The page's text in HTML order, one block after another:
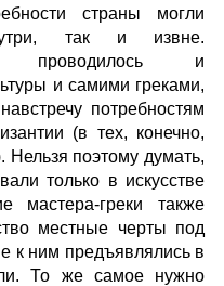
страны могли
так и извне.
проводилось и
и самими греками,
потребностям
(в тех, конечно,
Нельзя поэтому думать,
только в искусстве
мастера-греки также
местные черты под
к ним предъявлялись в
То же самое нужно